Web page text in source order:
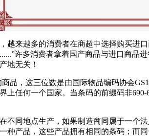
越来越多的消费者在商超中选择购买进
许多消费者拿着国产商品与进口商
地无关！
品，这三位数是由国际物品编码协会
上任何一个国家。当条码的前缀码非
不同地点生产，如果制造商同属于一个
种产品，这些产品拥有相同的条码；而